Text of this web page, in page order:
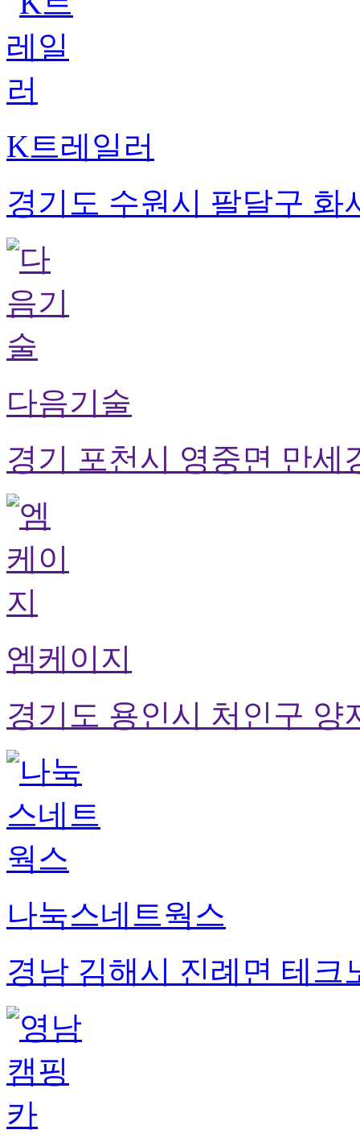
K트레일러
경기도 수원시 팔달구 화
다음기술
경기 포천시 영중면 만세
엠케이지
경기도 용인시 처인구 양
나눅스네트웍스
경남 김해시 진례면 테크